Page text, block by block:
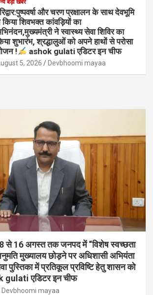
बड़ी खबरे
और चरण प्रक्षालन के साथ देवभूमि
शिवभक्त कांवड़ियों का
ने स्वास्थ्य सेवा शिविर का
शुभारंभ, श्रद्धालुओं को अपने हाथों से परोसा
!
ashok gulati एडिटर इन चीफ
5, 2026 Devbhoomi mayaa
से 16 अगस्त तक जनपद में “विशेष स्वच्छता
मुख्यालय छोड़ने पर अधिशासी अभियंता
पुस्तिका में प्रतिकूल प्रविष्टि हेतु शासन को
gulati एडिटर इन चीफ
Devbhoomi mayaa